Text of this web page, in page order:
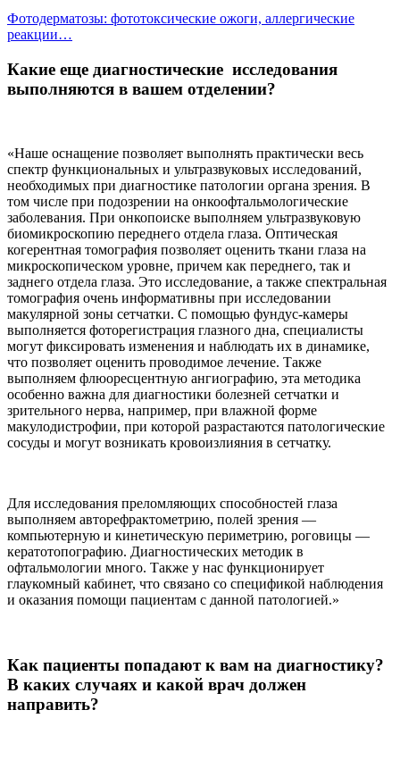
Фотодерматозы: фототоксические ожоги, аллергические
реакции…
Какие еще диагностические исследования
выполняются в вашем отделении?
«Наше оснащение позволяет выполнять практически весь
спектр функциональных и ультразвуковых исследований,
необходимых при диагностике патологии органа зрения. В
том числе при подозрении на онкоофтальмологические
заболевания. При онкопоиске выполняем ультразвуковую
биомикроскопию переднего отдела глаза. Оптическая
когерентная томография позволяет оценить ткани глаза на
микроскопическом уровне, причем как переднего, так и
заднего отдела глаза. Это исследование, а также спектральная
томография очень информативны при исследовании
макулярной зоны сетчатки. С помощью фундус-камеры
выполняется фоторегистрация глазного дна, специалисты
могут фиксировать изменения и наблюдать их в динамике,
что позволяет оценить проводимое лечение. Также
выполняем флюоресцентную ангиографию, эта методика
особенно важна для диагностики болезней сетчатки и
зрительного нерва, например, при влажной форме
макулодистрофии, при которой разрастаются патологические
сосуды и могут возникать кровоизлияния в сетчатку.
Для исследования преломляющих способностей глаза
выполняем авторефрактометрию, полей зрения —
компьютерную и кинетическую периметрию, роговицы —
кератотопографию. Диагностических методик в
офтальмологии много. Также у нас функционирует
глаукомный кабинет, что связано со спецификой наблюдения
и оказания помощи пациентам с данной патологией.»
Как пациенты попадают к вам на диагностику?
В каких случаях и какой врач должен
направить?